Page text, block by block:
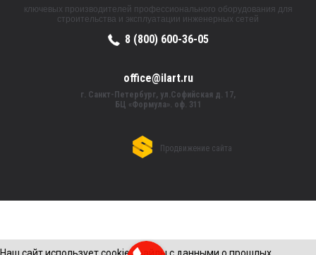
ключевых производителей профессионального оборудования для
строительства и эксплуатации инженерных сетей
8 (800) 600-36-05
office@ilart.ru
г. Санкт-Петербург, ул.Софийская д. 17,
БЦ «Формула». оф. 311
Продвижение сайта